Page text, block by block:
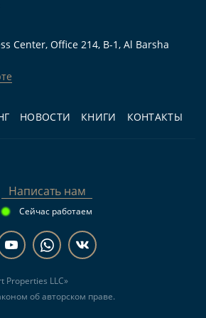
— Dubai Internet City, в 8,6 км;
рядом собраны в разделе
Dubai Internet City.
Тем, кто рассматривает
на вторичном рынке и хочет
лот перед запуском
Покупателям,
на ликвидный компактный
НОВОСТИ КНИГИ КОНТАКТЫ
Center, Office 214, B-1, Al Barsha
Написать нам
Сейчас работаем
Properties LLC»
об авторском праве.